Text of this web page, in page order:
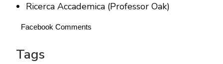
Ricerca Accademica (Professor Oak)
Facebook Comments
Tags